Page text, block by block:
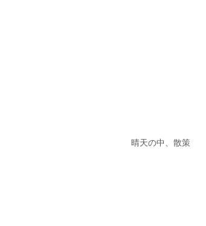
晴天の中、散策